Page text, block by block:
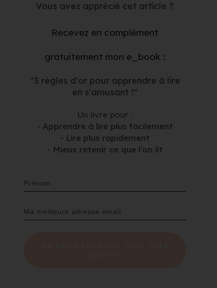
Vous avez apprécié cet article ?
Recevez en complément
gratuitement mon e_book :
"3 règles d'or pour apprendre à lire
en s'amusant !"
Un livre pour :
- Apprendre à lire plus facilement
- Lire plus rapidement
- Mieux retenir ce que l'on lit